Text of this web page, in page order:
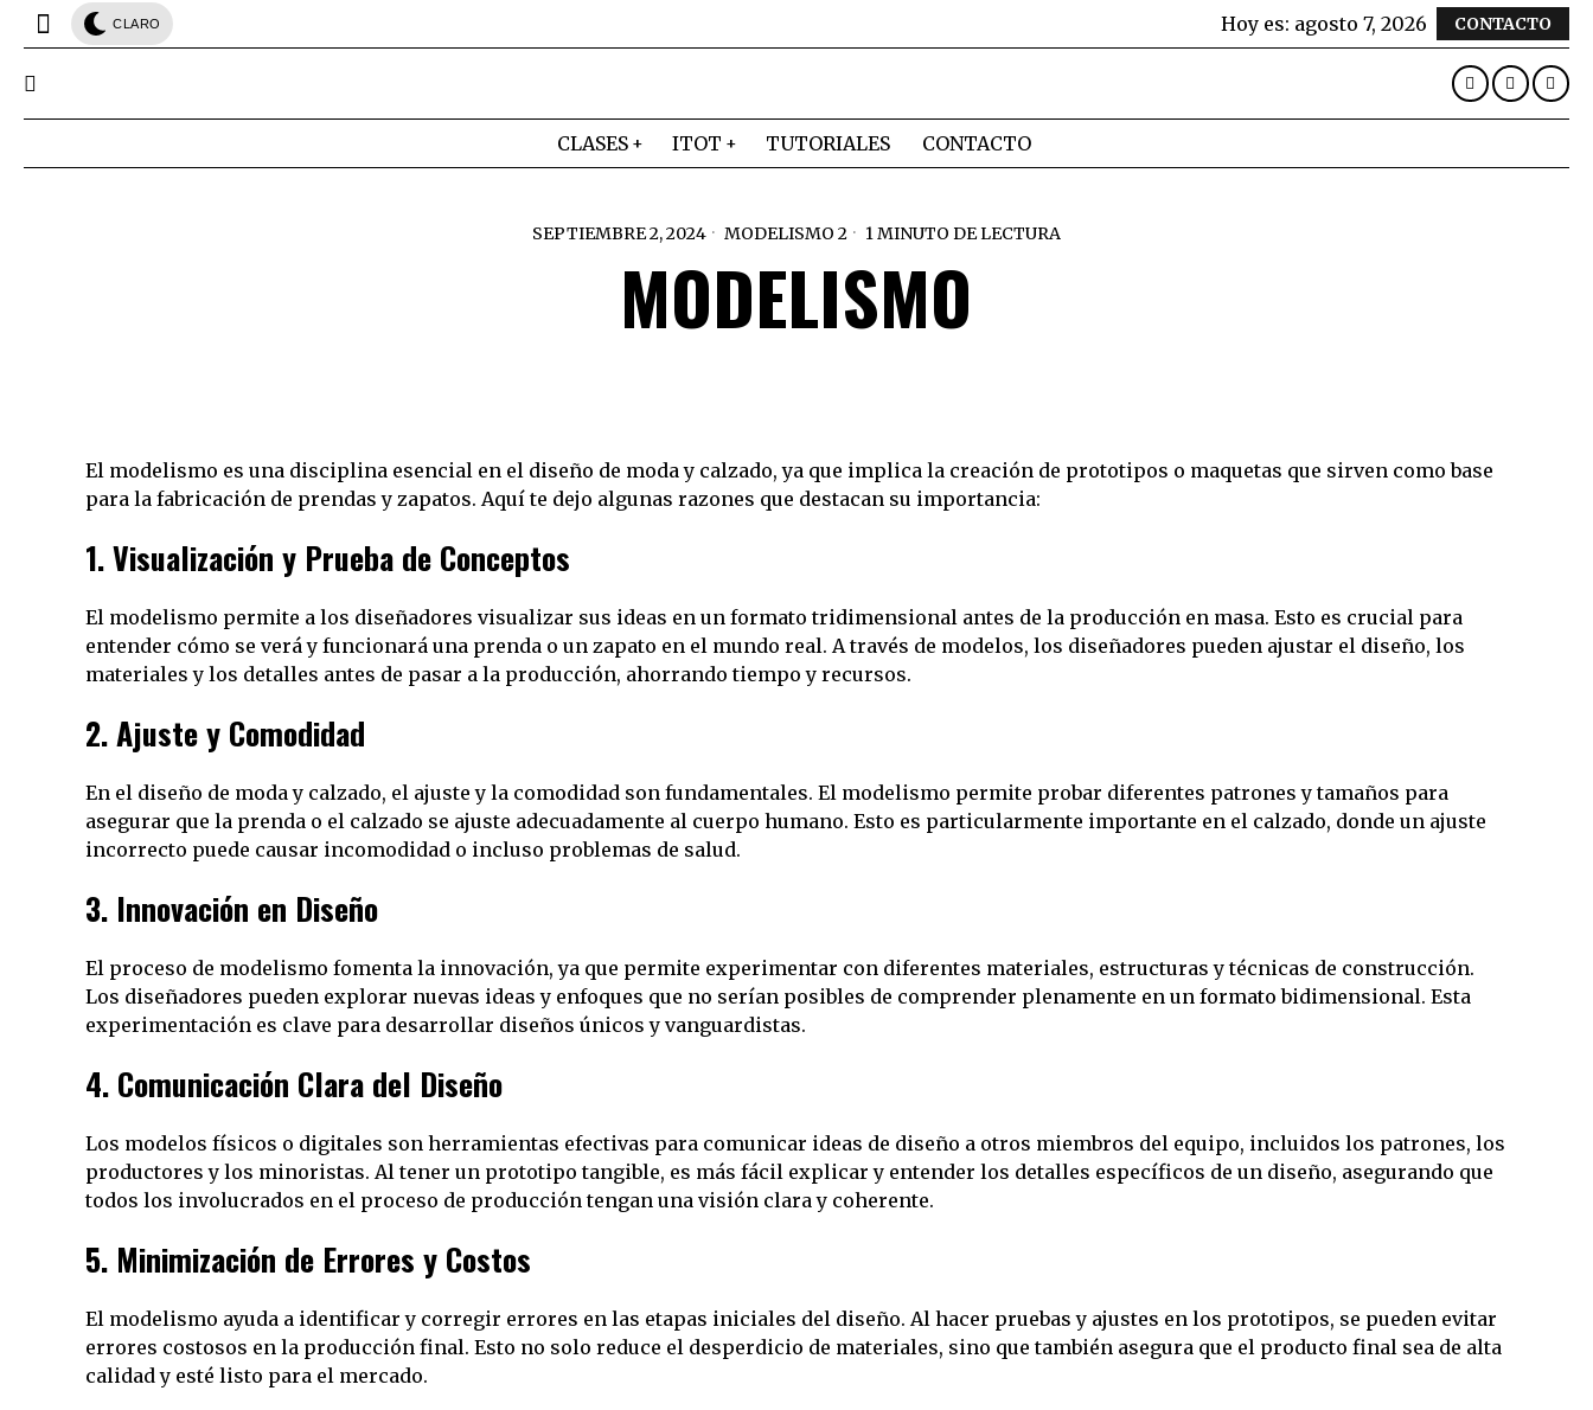
CLARO Hoy es: agosto 7, 2026 CONTACTO
CLASES ITOT TUTORIALES CONTACTO
SEPTIEMBRE 2, 2024 MODELISMO 2 1 MINUTO DE LECTURA
MODELISMO
El modelismo es una disciplina esencial en el diseño de moda y calzado, ya que implica la creación de prototipos o maquetas que sirven como base
para la fabricación de prendas y zapatos. Aquí te dejo algunas razones que destacan su importancia:
1.Visualización y Prueba de Conceptos
El modelismo permite a los diseñadores visualizar sus ideas en un formato tridimensional antes de la producción en masa. Esto es crucial para
entender cómo se verá y funcionará una prenda o un zapato en el mundo real. A través de modelos, los diseñadores pueden ajustar el diseño, los
materiales y los detalles antes de pasar a la producción, ahorrando tiempo y recursos.
2.Ajuste y Comodidad
En el diseño de moda y calzado, el ajuste y la comodidad son fundamentales. El modelismo permite probar diferentes patrones y tamaños para
asegurar que la prenda o el calzado se ajuste adecuadamente al cuerpo humano. Esto es particularmente importante en el calzado, donde un ajuste
incorrecto puede causar incomodidad o incluso problemas de salud.
3. Innovación en Diseño
El proceso de modelismo fomenta la innovación, ya que permite experimentar con diferentes materiales, estructuras y técnicas de construcción.
Los diseñadores pueden explorar nuevas ideas y enfoques que no serían posibles de comprender plenamente en un formato bidimensional. Esta
experimentación es clave para desarrollar diseños únicos y vanguardistas.
4. Comunicación Clara del Diseño
Los modelos físicos o digitales son herramientas efectivas para comunicar ideas de diseño a otros miembros del equipo, incluidos los patrones, los
productores y los minoristas. Al tener un prototipo tangible, es más fácil explicar y entender los detalles específicos de un diseño, asegurando que
todos los involucrados en el proceso de producción tengan una visión clara y coherente.
5. Minimización de Errores y Costos
El modelismo ayuda a identificar y corregir errores en las etapas iniciales del diseño. Al hacer pruebas y ajustes en los prototipos, se pueden evitar
errores costosos en la producción final. Esto no solo reduce el desperdicio de materiales, sino que también asegura que el producto final sea de alta
calidad y esté listo para el mercado.